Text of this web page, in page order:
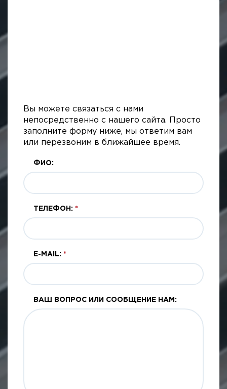
Вы можете связаться с нами
непосредственно с нашего сайта. Просто
заполните форму ниже, мы ответим вам
или перезвоним в ближайшее время.
ФИО:
ТЕЛЕФОН: *
E-MAIL: *
ВАШ ВОПРОС ИЛИ СООБЩЕНИЕ НАМ: